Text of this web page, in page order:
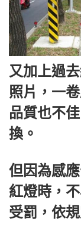
又加上過
照片，一
品質也不
換。
但因為感
紅燈時，
受罰，依